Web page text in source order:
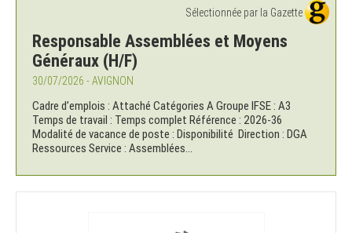
Sélectionnée par la Gazette
Responsable Assemblées et Moyens
Généraux (H/F)
30/07/2026 - AVIGNON
Cadre d’emplois : Attaché Catégories A Groupe IFSE : A3
Temps de travail : Temps complet Référence : 2026-36
Modalité de vacance de poste : Disponibilité Direction : DGA
Ressources Service : Assemblées...